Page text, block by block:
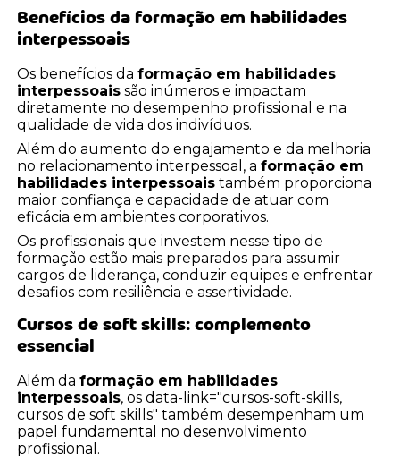
Benefícios daformação em habilidades
interpessoais
Os benefícios daformação em habilidades
interpessoais são inúmeros e impactam
diretamente no desempenho profissional e na
qualidade de vida dos indivíduos.
Além do aumento do engajamento e da melhoria
no relacionamento interpessoal, aformação em
habilidades interpessoais também proporciona
maior confiança e capacidade de atuar com
eficácia em ambientes corporativos.
Os profissionais que investem nesse tipo de
formação estão mais preparados para assumir
cargos de liderança, conduzir equipes e enfrentar
desafios com resiliência e assertividade.
Cursos de soft skills: complemento
essencial
Além daformação em habilidades
interpessoais, os data-link="cursos-soft-skills,
cursos de soft skills" também desempenham um
papel fundamental no desenvolvimento
profissional.